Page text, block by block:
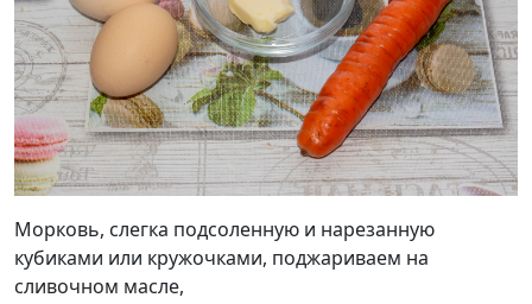
Морковь, слегка подсоленную и нарезанную
кубиками или кружочками, поджариваем на
сливочном масле,